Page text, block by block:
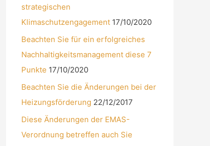
strategischen
Klimaschutzengagement 17/10/2020
Beachten Sie für ein erfolgreiches
Nachhaltigkeitsmanagement diese 7
Punkte 17/10/2020
Beachten Sie die Änderungen bei der
Heizungsförderung 22/12/2017
Diese Änderungen der EMAS-
Verordnung betreffen auch Sie